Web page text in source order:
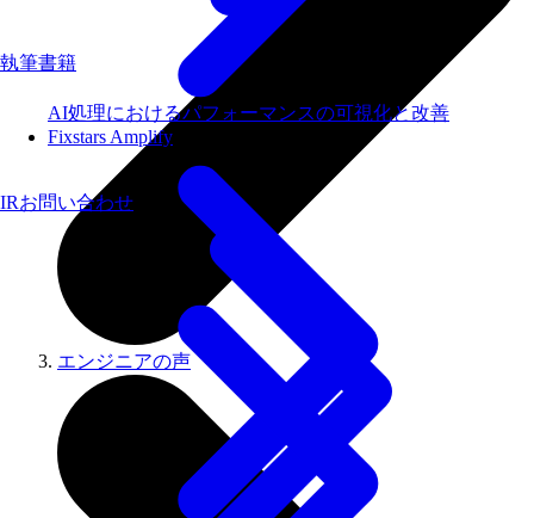
執筆書籍
AI処理におけるパフォーマンスの可視化と改善
Fixstars Amplify
IRお問い合わせ
エンジニアの​声